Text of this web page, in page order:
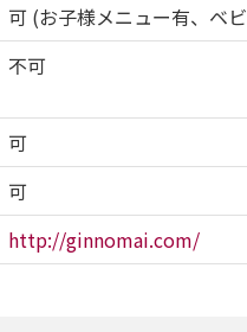
可 (お子様メニュー有、ベ
不可
可
可
http://ginnomai.com/